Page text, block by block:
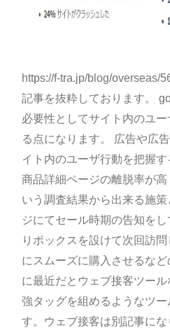
https://f-tra.jp/blog/overseas/
記事を抜粋しております。
必要性としてサイト内のユ
る点になります。 広告や広
イト内のユーザ行動を把握す
商品詳細ページの離脱率が
いう調査結果から出来る施
ジにてセール時期の告知を
りボックスを設けて次回訪問
にスムーズに購入させるな
に最近だとウェブ接客ツー
強タッグを組めるようなツ
す。ウェブ接客は別記事に